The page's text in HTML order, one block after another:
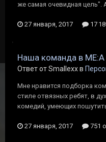
же самая очевидная цель".
27 января, 2017 17
Наша команда в ME:A
Ответ от Smallexx в
Мне нравится подборка
стиле отвязных ребят, в
комедий, умеющих
27 января, 2017 751